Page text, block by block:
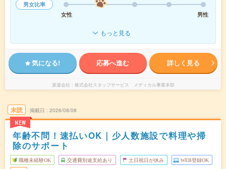
男女比率
女性
男性
もっと見る
気になる! 応募へ進む 詳しく見る
派遣会社 株式会社スタッフサービス メディカル事業本部
未読
NEW
掲載日 2026/08/08
年齢不問！速払いOK｜少人数施設で料理や掃
除のサポート
職種未経験OK 交通費別途支給あり 土日祝日が休み WEB登録OK